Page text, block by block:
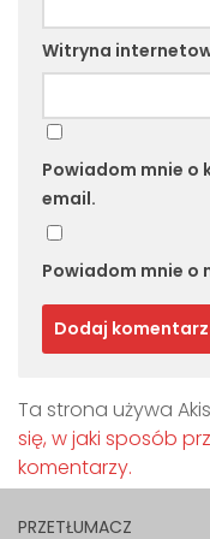
Witryna
Powiadom mnie o
email.
Powiadom mnie o
Ta strona używa
się, w jaki sposób
komentarzy.
PRZETŁUMACZ